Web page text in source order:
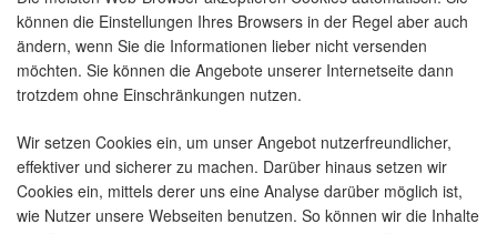
können die Einstellungen Ihres Browsers in der Regel aber auch
ändern, wenn Sie die Informationen lieber nicht versenden
möchten. Sie können die Angebote unserer Internetseite dann
trotzdem ohne Einschränkungen nutzen.
Wir setzen Cookies ein, um unser Angebot nutzerfreundlicher,
effektiver und sicherer zu machen. Darüber hinaus setzen wir
Cookies ein, mittels derer uns eine Analyse darüber möglich ist,
wie Nutzer unsere Webseiten benutzen. So können wir die Inhalte